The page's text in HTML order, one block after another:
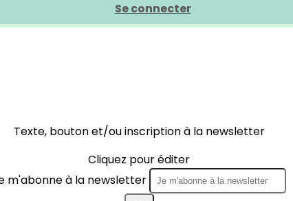
Se connecter
Texte, bouton et/ou inscription à la newsletter
Cliquez pour éditer
m'abonne à la newsletter